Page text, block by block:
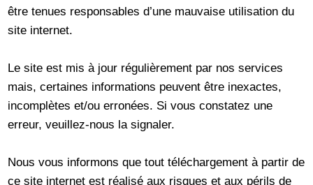
être tenues responsables d’une mauvaise utilisation du
site internet.
Le site est mis à jour régulièrement par nos services
mais, certaines informations peuvent être inexactes,
incomplètes et/ou erronées. Si vous constatez une
erreur, veuillez-nous la signaler.
Nous vous informons que tout téléchargement à partir de
ce site internet est réalisé aux risques et aux périls de